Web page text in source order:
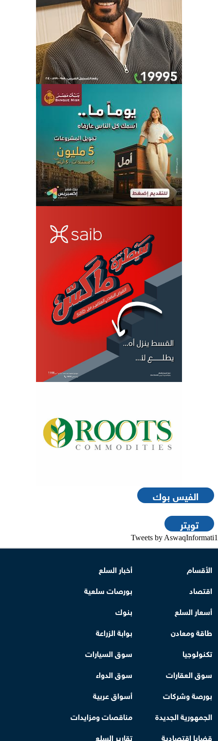
الفيس بوك
تويتر
Tweets by AswaqInformati1
الأقسام
أخبار السلع
اقتصاد
بورصات سلعية
أسعار السلع
بنوك
طاقة ومعادن
بوابة الزراعة
تكنولوجيا
سوق السيارات
سوق العقارات
سوق الدواء
بورصة وشركات
أسواق عربية
الجمهورية الجديدة
مناقصات ومزايدات
قضايا اقتصادية
تقارير السلع